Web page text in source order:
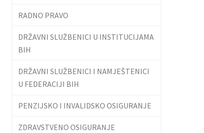
RADNO PRAVO
DRŽAVNI SLUŽBENICI U INSTITUCIJAMA
BIH
DRŽAVNI SLUŽBENICI I NAMJEŠTENICI
U FEDERACIJI BIH
PENZIJSKO I INVALIDSKO OSIGURANJE
ZDRAVSTVENO OSIGURANJE